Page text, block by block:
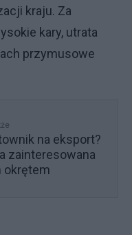
kraju. Za
kary, utrata
przymusowe
na eksport?
zainteresowana
okrętem